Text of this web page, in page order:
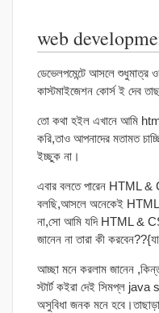
web
ডেভেলপমেন্টে আসলে শুধুমাত্র
কাস্টমাইজেশন কোর্স ই দেব
তো কথা হইল এখানে আমি
করি,তাও আপনাদের মতামত
ইচ্ছুক না।
এবার বলতে পারেন HTML &
বলছি,আসলে অনেকেই
না,সো আমি যদি HTML &
জানেন না তারা কী
আচ্ছা মনে করলাম জানেন
স্টার্ট কইরা দেই সিমপ্ল
অসুবিধা জনক মনে হবে।তাছাড়া